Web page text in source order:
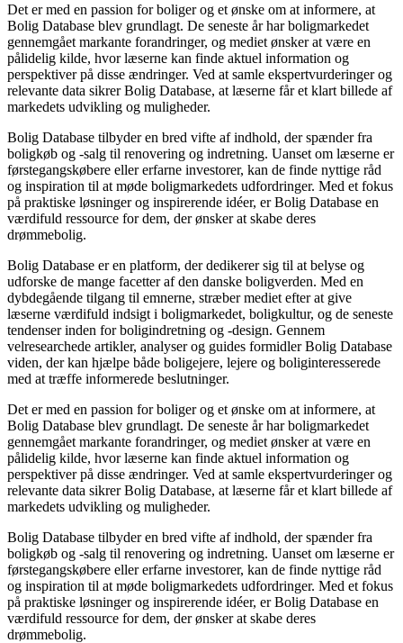
Det er med en passion for boliger og et ønske om at informere, at
Bolig Database blev grundlagt. De seneste år har boligmarkedet
gennemgået markante forandringer, og mediet ønsker at være en
pålidelig kilde, hvor læserne kan finde aktuel information og
perspektiver på disse ændringer. Ved at samle ekspertvurderinger og
relevante data sikrer Bolig Database, at læserne får et klart billede af
markedets udvikling og muligheder.
Bolig Database tilbyder en bred vifte af indhold, der spænder fra
boligkøb og -salg til renovering og indretning. Uanset om læserne er
førstegangskøbere eller erfarne investorer, kan de finde nyttige råd
og inspiration til at møde boligmarkedets udfordringer. Med et fokus
på praktiske løsninger og inspirerende idéer, er Bolig Database en
værdifuld ressource for dem, der ønsker at skabe deres
drømmebolig.
Bolig Database er en platform, der dedikerer sig til at belyse og
udforske de mange facetter af den danske boligverden. Med en
dybdegående tilgang til emnerne, stræber mediet efter at give
læserne værdifuld indsigt i boligmarkedet, boligkultur, og de seneste
tendenser inden for boligindretning og -design. Gennem
velresearchede artikler, analyser og guides formidler Bolig Database
viden, der kan hjælpe både boligejere, lejere og boliginteresserede
med at træffe informerede beslutninger.
Det er med en passion for boliger og et ønske om at informere, at
Bolig Database blev grundlagt. De seneste år har boligmarkedet
gennemgået markante forandringer, og mediet ønsker at være en
pålidelig kilde, hvor læserne kan finde aktuel information og
perspektiver på disse ændringer. Ved at samle ekspertvurderinger og
relevante data sikrer Bolig Database, at læserne får et klart billede af
markedets udvikling og muligheder.
Bolig Database tilbyder en bred vifte af indhold, der spænder fra
boligkøb og -salg til renovering og indretning. Uanset om læserne er
førstegangskøbere eller erfarne investorer, kan de finde nyttige råd
og inspiration til at møde boligmarkedets udfordringer. Med et fokus
på praktiske løsninger og inspirerende idéer, er Bolig Database en
værdifuld ressource for dem, der ønsker at skabe deres
drømmebolig.